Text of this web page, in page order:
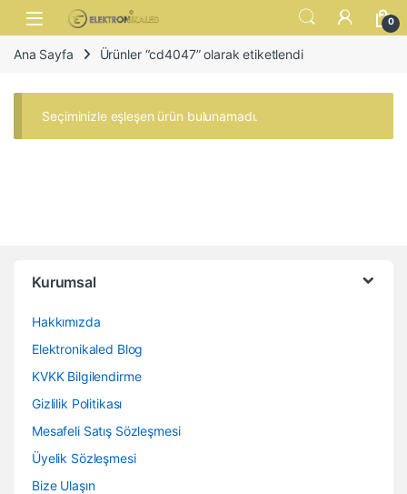
Skip to navigation
Skip to content
Open 0
Ana Sayfa Ürünler “cd4047” olarak etiketlendi
Seçiminizle eşleşen ürün bulunamadı.
Kurumsal
Hakkımızda
Elektronikaled Blog
KVKK Bilgilendirme
Gizlilik Politikası
Mesafeli Satış Sözleşmesi
Üyelik Sözleşmesi
Bize Ulaşın